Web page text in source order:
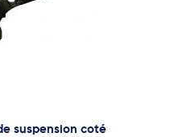
suspension coté